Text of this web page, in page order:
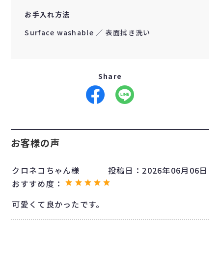
お手入れ方法
Surface washable ／ 表面拭き洗い
Share
お客様の声
クロネコちゃん様 投稿日： 2026年06月06日
おすすめ度：
可愛くて良かったです。